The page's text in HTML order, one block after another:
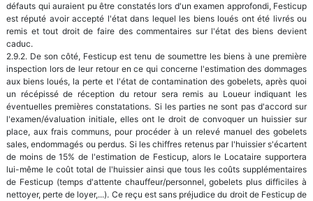
défauts qui auraient pu être constatés lors d'un examen approfondi, Festicup
est réputé avoir accepté l'état dans lequel les biens loués ont été livrés ou
remis et tout droit de faire des commentaires sur l'état des biens devient
caduc.
2.9.2. De son côté, Festicup est tenu de soumettre les biens à une première
inspection lors de leur retour en ce qui concerne l'estimation des dommages
aux biens loués, la perte et l'état de contamination des gobelets, après quoi
un récépissé de réception du retour sera remis au Loueur indiquant les
éventuelles premières constatations. Si les parties ne sont pas d'accord sur
l'examen/évaluation initiale, elles ont le droit de convoquer un huissier sur
place, aux frais communs, pour procéder à un relevé manuel des gobelets
sales, endommagés ou perdus. Si les chiffres retenus par l'huissier s'écartent
de moins de 15% de l'estimation de Festicup, alors le Locataire supportera
lui-même le coût total de l'huissier ainsi que tous les coûts supplémentaires
de Festicup (temps d'attente chauffeur/personnel, gobelets plus difficiles à
nettoyer, perte de loyer,...). Ce reçu est sans préjudice du droit de Festicup de